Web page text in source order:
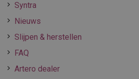
Syntra
Nieuws
Slijpen & herstellen
FAQ
Artero dealer